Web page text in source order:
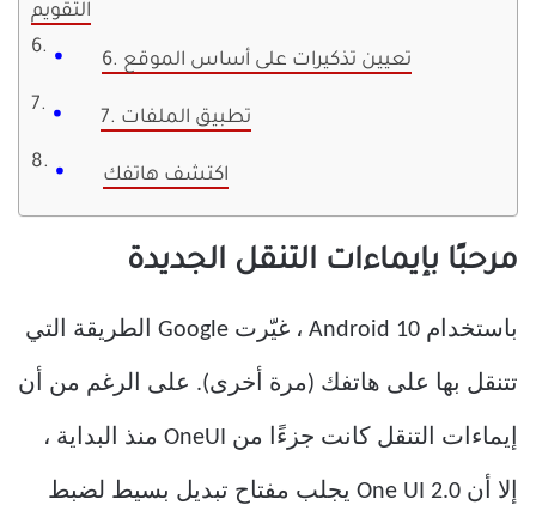
التقويم
6. تعيين تذكيرات على أساس الموقع
7. تطبيق الملفات
اكتشف هاتفك
مرحبًا بإيماءات التنقل الجديدة
باستخدام Android 10 ، غيّرت Google الطريقة التي
تتنقل بها على هاتفك (مرة أخرى). على الرغم من أن
إيماءات التنقل كانت جزءًا من OneUI منذ البداية ،
إلا أن One UI 2.0 يجلب مفتاح تبديل بسيط لضبط